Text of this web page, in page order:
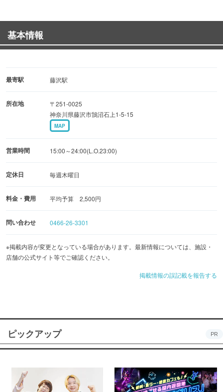
◆溶岩焼◆
・ミックス焼 …800円（税抜） ・せせ
・ハツ …500円（税抜） ・牛ハラミステー
・レバー …500円（税抜） ・豚タンネギ盛
り … 580円（税抜）
・野菜の溶岩焼 …500円（税抜）
2階はゆったりお座敷席。宴会やお子様連れも歓迎です。
基本情報
最寄駅 藤沢駅
所在地
〒251-0025
神奈川県藤沢市鵠沼石上1-5-15
MAP
営業時間 15:00～24:00(L.O.23:00)
定休日 毎週木曜日
料金・費用 平均予算 2,500円
問い合わせ 0466-26-3301
※掲載内容が変更となっている場合があります。最新情報については、施設・
店舗の公式サイト等でご確認ください。
掲載情報の誤記載を報告する
ピックアップ PR